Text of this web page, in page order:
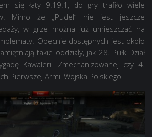
się łaty 9.19.1, do gry trafiło wiele
Mimo że „Pudel” nie jest jeszcze
w grze można już umieszczać na
Obecnie dostępnych jest około
takie oddziały, jak 28. Pułk Dział
Kawalerii Zmechanizowanej czy 4.
Pierwszej Armii Wojska Polskiego.